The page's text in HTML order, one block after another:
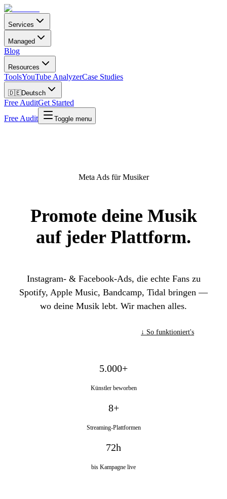
Services
Managed
Blog
Resources
ToolsYouTube AnalyzerCase Studies
🇩🇪Deutsch
Free AuditGet Started
Free Audit
Toggle menu
Meta Ads für Musiker
Promote deine Musik
auf jeder Plattform.
Instagram- & Facebook-Ads, die echte Fans zu
Spotify, Apple Music, Bandcamp, Tidal bringen —
wo deine Musik lebt. Wir machen alles.
↓ So funktioniert's
5.000+
Künstler beworben
8+
Streaming-Plattformen
72h
bis Kampagne live